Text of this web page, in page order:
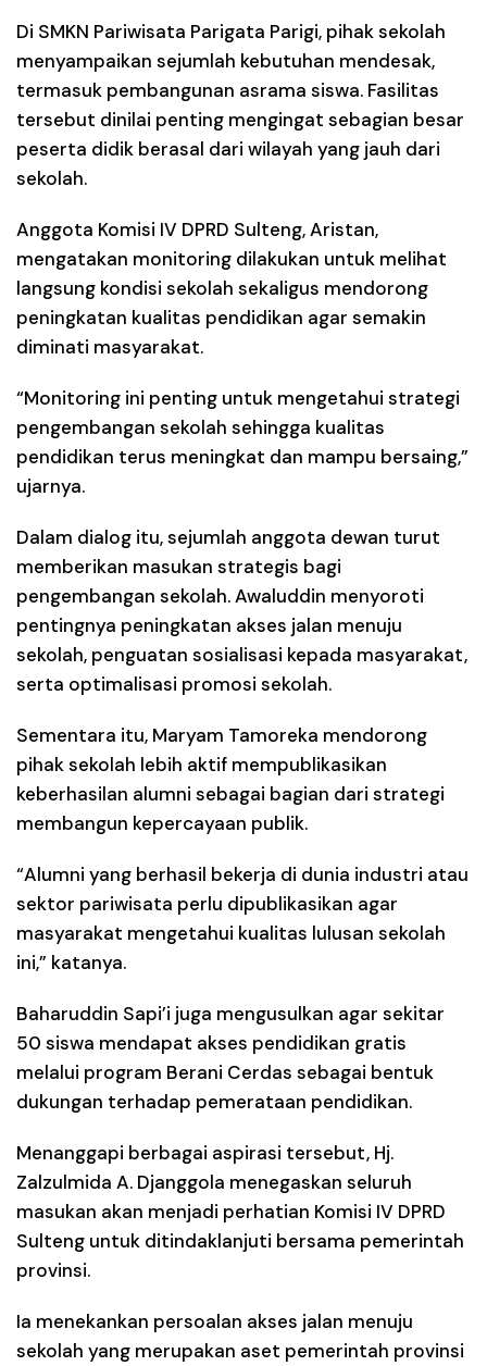
Di SMKN Pariwisata Parigata Parigi, pihak sekolah
menyampaikan sejumlah kebutuhan mendesak,
termasuk pembangunan asrama siswa. Fasilitas
tersebut dinilai penting mengingat sebagian besar
peserta didik berasal dari wilayah yang jauh dari
sekolah.
Anggota Komisi IV DPRD Sulteng, Aristan,
mengatakan monitoring dilakukan untuk melihat
langsung kondisi sekolah sekaligus mendorong
peningkatan kualitas pendidikan agar semakin
diminati masyarakat.
“Monitoring ini penting untuk mengetahui strategi
pengembangan sekolah sehingga kualitas
pendidikan terus meningkat dan mampu bersaing,”
ujarnya.
Dalam dialog itu, sejumlah anggota dewan turut
memberikan masukan strategis bagi
pengembangan sekolah. Awaluddin menyoroti
pentingnya peningkatan akses jalan menuju
sekolah, penguatan sosialisasi kepada masyarakat,
serta optimalisasi promosi sekolah.
Sementara itu, Maryam Tamoreka mendorong
pihak sekolah lebih aktif mempublikasikan
keberhasilan alumni sebagai bagian dari strategi
membangun kepercayaan publik.
“Alumni yang berhasil bekerja di dunia industri atau
sektor pariwisata perlu dipublikasikan agar
masyarakat mengetahui kualitas lulusan sekolah
ini,” katanya.
Baharuddin Sapi’i juga mengusulkan agar sekitar
50 siswa mendapat akses pendidikan gratis
melalui program Berani Cerdas sebagai bentuk
dukungan terhadap pemerataan pendidikan.
Menanggapi berbagai aspirasi tersebut, Hj.
Zalzulmida A. Djanggola menegaskan seluruh
masukan akan menjadi perhatian Komisi IV DPRD
Sulteng untuk ditindaklanjuti bersama pemerintah
provinsi.
Ia menekankan persoalan akses jalan menuju
sekolah yang merupakan aset pemerintah provinsi